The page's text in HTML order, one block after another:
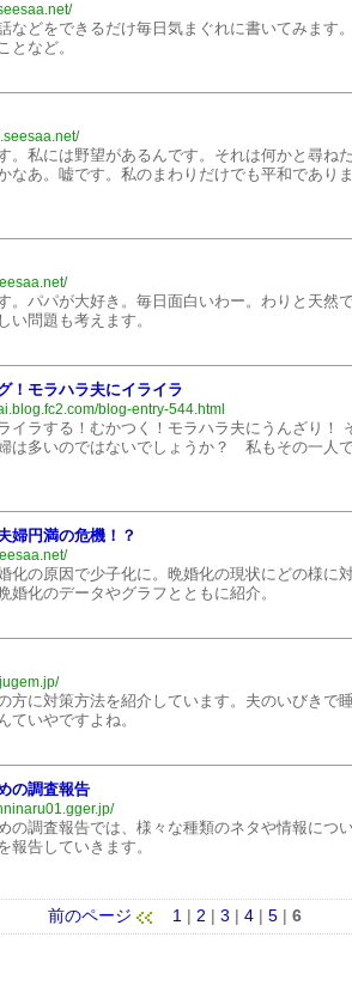
などをできるだけ毎日気まぐれに書いてみます。
となど。
。私には野望があるんです。それは何かと尋ねた
なあ。嘘です。私のまわりだけでも平和でありま
。パパが大好き。毎日面白いわー。わりと天然
い問題も考えます。
！モラハラ夫にイライラ
blog-entry-544.html
イラする！むかつく！モラハラ夫にうんざり！
は多いのではないでしょうか？ 私もその一人
婦円満の危機！？
化の原因で少子化に。晩婚化の現状にどの様に
婚化のデータやグラフとともに紹介。
方に対策方法を紹介しています。夫のいびきで
ていやですよね。
の調査報告
の調査報告では、様々な種類のネタや情報につ
報告していきます。
前のページ 1 | 2 | 3 | 4 | 5 | 6